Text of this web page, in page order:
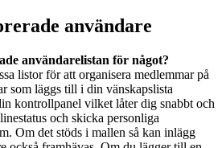
användare
användarelistan för något?
listor för att organisera medlemmar på
som läggs till i din vänskapslista
kontrollpanel vilket låter dig snabbt och
och skicka personliga
Om det stöds i mallen så kan inlägg